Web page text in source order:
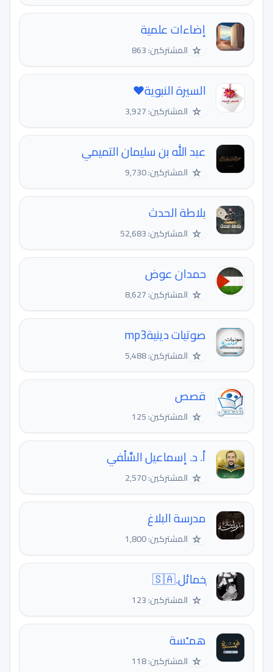
إضاءات علمية
☆ المشتركين: 863
السيرة النبوية❤️
☆ المشتركين: 3,927
عبد الله بن سليمان التميمي
☆ المشتركين: 9,730
بلاطة الحدث
☆ المشتركين: 52,683
حمدان عوض
☆ المشتركين: 8,627
صوتيات دينيةmp3
☆ المشتركين: 5,488
قصص
☆ المشتركين: 125
أ. د. إسماعيل السَّلْفي
☆ المشتركين: 2,570
مدرسة البلاغ
☆ المشتركين: 1,800
᷂خمائل.🇸🇦
☆ المشتركين: 123
همـْسة
☆ المشتركين: 118